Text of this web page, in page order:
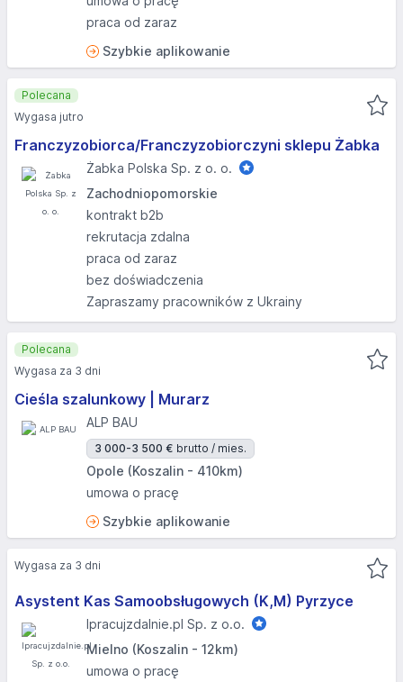
praca od zaraz
Szybkie aplikowanie
Franczyzobiorca/Franczyzobiorczyni sklepu Żabka
Żabka Polska Sp. z o. o.
Zachodniopomorskie
kontrakt b2b
rekrutacja zdalna
praca od zaraz
bez doświadczenia
Zapraszamy pracowników z Ukrainy
Polecana
Wygasa jutro
Cieśla szalunkowy | Murarz
ALP BAU
3 000-3 500 € brutto / mies.
Opole (Koszalin - 410km)
umowa o pracę
Szybkie aplikowanie
Polecana
Wygasa za 3 dni
Asystent Kas Samoobsługowych (K,M) Pyrzyce
Ipracujzdalnie.pl Sp. z o.o.
Mielno (Koszalin - 12km)
umowa o pracę
Wygasa za 3 dni